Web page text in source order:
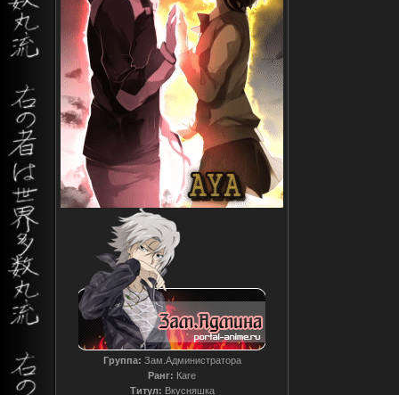
Группа: Зам.Администратора
Ранг: Каге
Титул: Вкусняшка